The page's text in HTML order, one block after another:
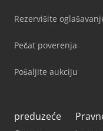
Rezervišite
Pečat poverenja
Pošaljite aukciju
preduzeće